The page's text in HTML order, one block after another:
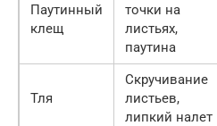
Паутинный
клещ
точки на
листьях,
паутина
Тля
Скручивание
листьев,
липкий налет